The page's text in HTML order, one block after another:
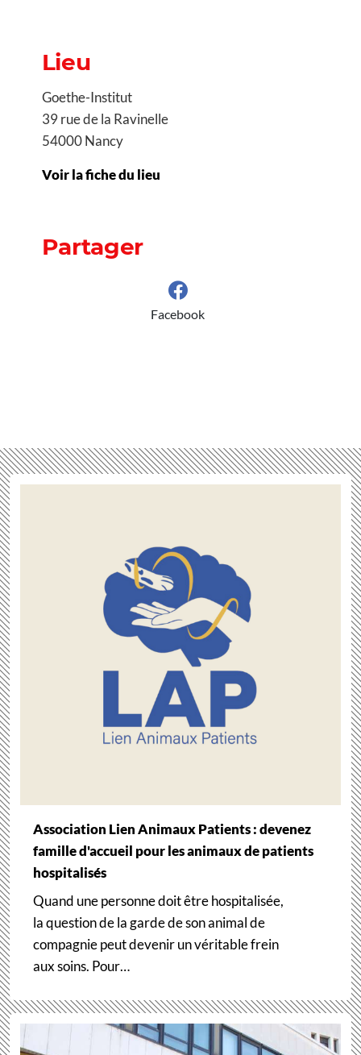
Lieu
Goethe-Institut
39 rue de la Ravinelle
54000 Nancy
Voir la fiche du lieu
Partager
Facebook
Association Lien Animaux Patients : devenez
famille d'accueil pour les animaux de patients
hospitalisés
Quand une personne doit être hospitalisée,
la question de la garde de son animal de
compagnie peut devenir un véritable frein
aux soins. Pour…